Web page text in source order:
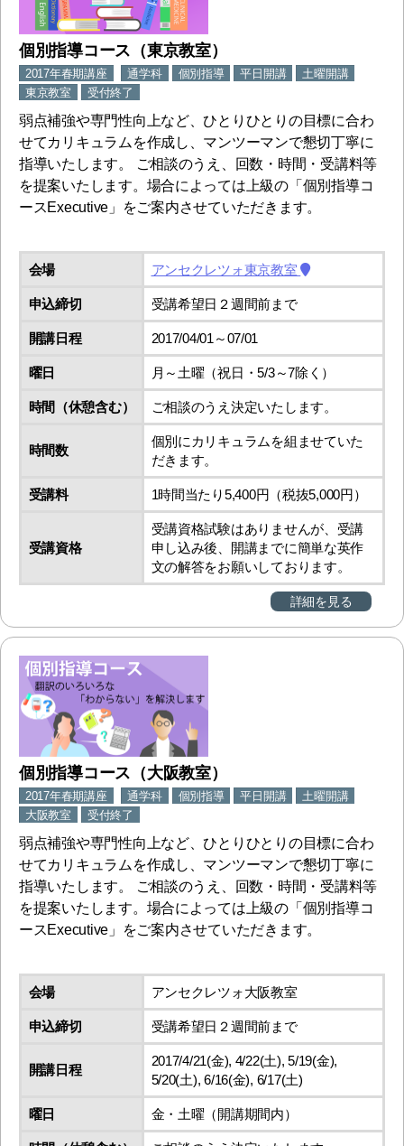
個別指導コース（東京教室）
2017年春期講座 通学科 個別指導 平日開講
土曜開講
東京教室
受付終了
弱点補強や専門性向上など、ひとりひとりの目標に合わ
せてカリキュラムを作成し、マンツーマンで懇切丁寧に
指導いたします。 ご相談のうえ、回数・時間・受講料等
を提案いたします。場合によっては上級の「個別指導コ
ースExecutive」をご案内させていただきます。
会場 アンセクレツォ東京教室
申込締切 受講希望日２週間前まで
開講日程 2017/04/01～07/01
曜日 月～土曜（祝日・5/3～7除く）
時間（休憩含む） ご相談のうえ決定いたします。
時間数
個別にカリキュラムを組ませていた
だきます。
受講料 1時間当たり5,400円（税抜5,000円）
受講資格
受講資格試験はありませんが、受講
申し込み後、開講までに簡単な英作
文の解答をお願いしております。
詳細を見る
個別指導コース（大阪教室）
2017年春期講座 通学科 個別指導 平日開講
土曜開講
大阪教室
受付終了
弱点補強や専門性向上など、ひとりひとりの目標に合わ
せてカリキュラムを作成し、マンツーマンで懇切丁寧に
指導いたします。 ご相談のうえ、回数・時間・受講料等
を提案いたします。場合によっては上級の「個別指導コ
ースExecutive」をご案内させていただきます。
会場 アンセクレツォ大阪教室
申込締切 受講希望日２週間前まで
開講日程
2017/4/21(金), 4/22(土), 5/19(金),
5/20(土), 6/16(金), 6/17(土)
曜日 金・土曜（開講期間内）